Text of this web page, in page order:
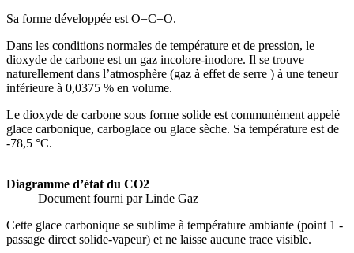
Sa forme développée est O=C=O.
Dans les conditions normales de température et de pression, le
dioxyde de carbone est un gaz incolore-inodore. Il se trouve
naturellement dans l’atmosphère (gaz à effet de serre ) à une teneur
inférieure à 0,0375 % en volume.
Le dioxyde de carbone sous forme solide est communément appelé
glace carbonique, carboglace ou glace sèche. Sa température est de
-78,5 °C.
Diagramme d’état du CO2
Document fourni par Linde Gaz
Cette glace carbonique se sublime à température ambiante (point 1 -
passage direct solide-vapeur) et ne laisse aucune trace visible.